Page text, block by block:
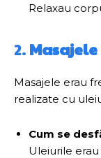
Relaxau
2.
Masajele erau
realizate cu
Cum se
Uleiurile